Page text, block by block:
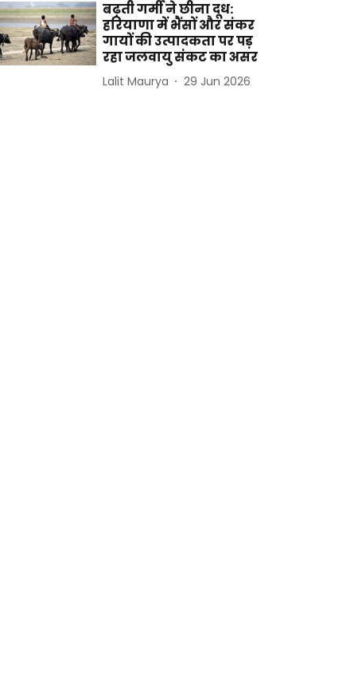
बढ़ती गर्मी ने छीना दूध:
हरियाणा में भैंसों और संकर
गायों की उत्पादकता पर पड़
रहा जलवायु संकट का असर
Lalit Maurya 29 Jun 2026